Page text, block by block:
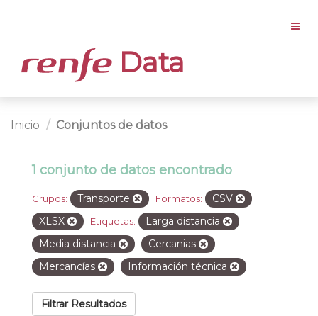
Data
Inicio Conjuntos de datos
1 conjunto de datos encontrado
Grupos: Transporte Formatos:
CSV
XLSX
Etiquetas:
Larga distancia
Media distancia
Cercanias
Mercancías
Información técnica
Filtrar Resultados